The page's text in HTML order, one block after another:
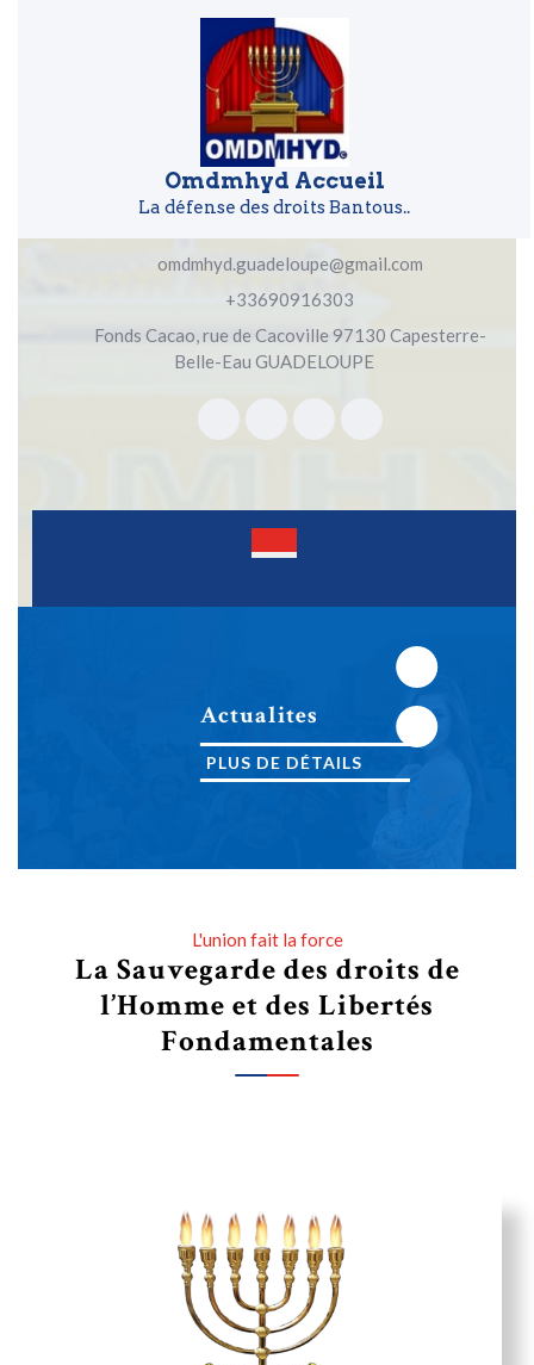
Omdmhyd Accueil
La défense des droits Bantous..
omdmhyd.guadeloupe@gmail.com
+33690916303
Fonds Cacao, rue de Cacoville 97130 Capesterre-
Belle-Eau GUADELOUPE
Actualites
PLUS DE DÉTAILS
PLUS DE DÉTAILS
Previous
Next
L'union fait la force
La Sauvegarde des droits de
l’Homme et des Libertés
Fondamentales